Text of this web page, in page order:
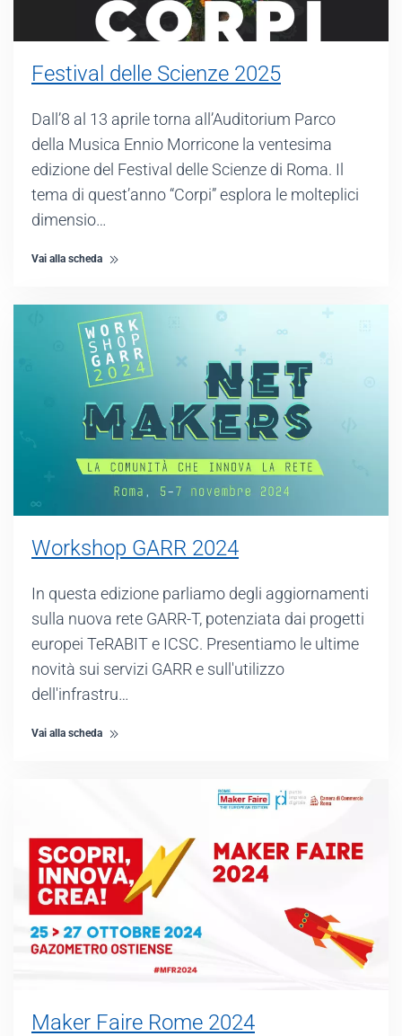
Festival delle Scienze 2025
Dall’8 al 13 aprile torna all’Auditorium Parco
della Musica Ennio Morricone la ventesima
edizione del Festival delle Scienze di Roma. Il
tema di quest’anno “Corpi” esplora le molteplici
dimensio…
Vai alla scheda
Workshop GARR 2024
In questa edizione parliamo degli aggiornamenti
sulla nuova rete GARR-T, potenziata dai progetti
europei TeRABIT e ICSC. Presentiamo le ultime
novità sui servizi GARR e sull'utilizzo
dell'infrastru…
Vai alla scheda
Maker Faire Rome 2024